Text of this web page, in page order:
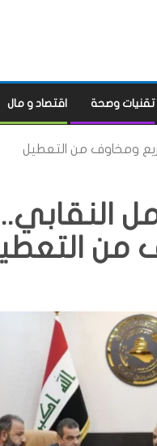
تقنيات وصحة اقتصاد و مال
ومخاوف من التعطيل
من